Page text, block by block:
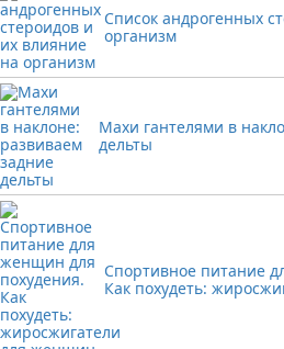
Список андрогенных
организм
Махи гантелями в
дельты
Спортивное питание
Как похудеть: